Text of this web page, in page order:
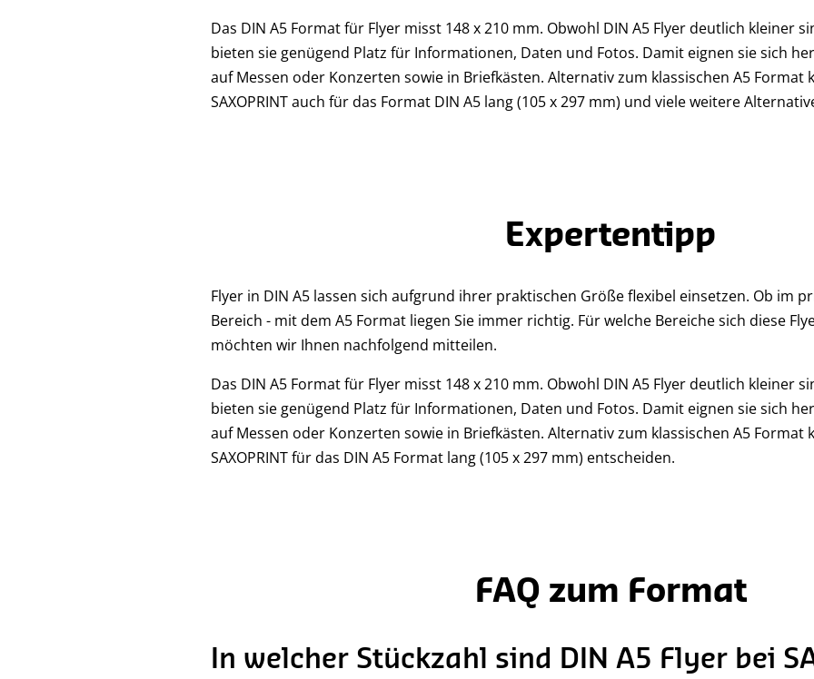
Das DIN A5 Format für Flyer misst 148 x 210 mm. Obwohl DIN A5 Flyer deutlich kleiner
bieten sie genügend Platz für Informationen, Daten und Fotos. Damit eignen sie sich
auf Messen oder Konzerten sowie in Briefkästen. Alternativ zum klassischen A5 Format
SAXOPRINT auch für das Format DIN A5 lang (105 x 297 mm) und viele weitere
Expertentipp
Flyer in DIN A5 lassen sich aufgrund ihrer praktischen Größe flexibel einsetzen. Ob im
Bereich - mit dem A5 Format liegen Sie immer richtig. Für welche Bereiche sich diese
möchten wir Ihnen nachfolgend mitteilen.
Das DIN A5 Format für Flyer misst 148 x 210 mm. Obwohl DIN A5 Flyer deutlich kleiner
bieten sie genügend Platz für Informationen, Daten und Fotos. Damit eignen sie sich
auf Messen oder Konzerten sowie in Briefkästen. Alternativ zum klassischen A5 Format
SAXOPRINT für das DIN A5 Format lang (105 x 297 mm) entscheiden.
FAQ zum Format
In welcher Stückzahl sind DIN A5 Flyer bei